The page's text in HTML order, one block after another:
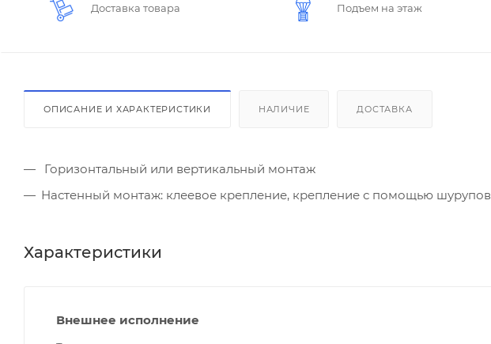
Доставка товара Подъем на этаж
ОПИСАНИЕ И ХАРАКТЕРИСТИКИ НАЛИЧИЕ ДОСТАВКА
Горизонтальный или вертикальный монтаж
Настенный монтаж: клеевое крепление, крепление с помощью шурупов
Характеристики
Внешнее исполнение